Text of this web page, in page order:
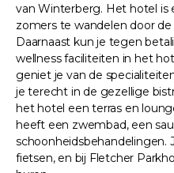
van Winterberg. Het hotel is
zomers te wandelen door
Daarnaast kun je tegen
wellness faciliteiten in het
geniet je van de
je terecht in de gezellige
het hotel een terras en
heeft een zwembad, een
schoonheidsbehandelingen.
fietsen, en bij Fletcher